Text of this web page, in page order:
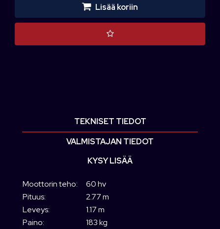
Lisää koriin
TEKNISET TIEDOT
VALMISTAJAN TIEDOT
KYSY LISÄÄ
Moottorin teho:
60 hv
Pituus:
2.77 m
Leveys:
1.17 m
Paino:
183 kg